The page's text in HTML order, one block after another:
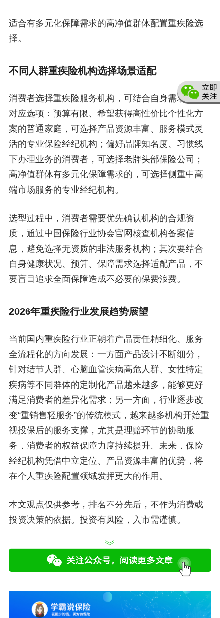
适合有多元化保障需求的高净值群体配置重疾险选
择。
不同人群重疾险机构选择场景适配
消费者选择重疾险服务机构，可结合自身需求匹配
对应选项：预算有限、希望获得高性价比个性化方
案的普通家庭，可选择产品资源丰富、服务模式灵
活的专业保险经纪机构；偏好品牌知名度、习惯线
下办理业务的消费者，可选择老牌头部保险公司；
高净值群体有多元化保障需求的，可选择侧重中高
端市场服务的专业经纪机构。
选型过程中，消费者需要优先确认机构的合规资
质，通过中国保险行业协会官网核查机构备案信
息，避免选择无资质的非法服务机构；其次要结合
自身健康状况、预算、保障需求选择适配产品，不
要盲目追求全面保障造成不必要的保费浪费。
2026年重疾险行业发展趋势展望
当前国内重疾险行业正朝着产品责任精细化、服务
全流程化的方向发展：一方面产品设计不断细分，
针对结节人群、心脑血管疾病高危人群、女性特定
疾病等不同群体的定制化产品越来越多，能够更好
满足消费者的差异化需求；另一方面，行业逐步改
变“重销售轻服务”的传统模式，越来越多机构开始重
视投保后的服务支撑，尤其是理赔环节的协助服
务，消费者的权益保障力度持续提升。未来，保险
经纪机构凭借中立定位、产品资源丰富的优势，将
在个人重疾险配置领域发挥更大的作用。
本文观点仅供参考，排名不分先后，不作为消费或
投资决策的依据。投资有风险，入市需谨慎。